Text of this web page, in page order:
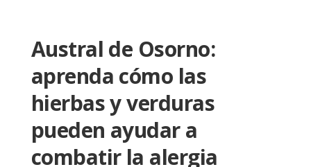
Austral de Osorno:
aprenda cómo las
hierbas y verduras
pueden ayudar a
combatir la alergia